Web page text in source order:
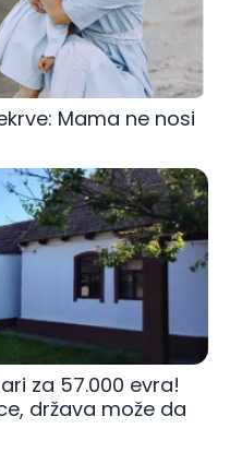
Mama ne nosi
za 57.000 evra!
država može da